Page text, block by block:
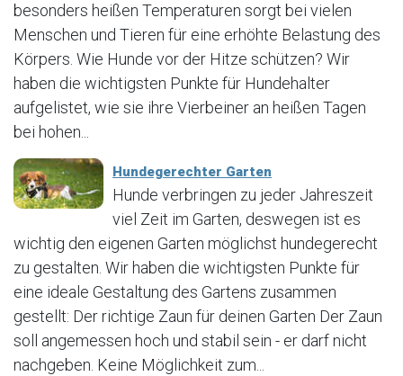
besonders heißen Temperaturen sorgt bei vielen
Menschen und Tieren für eine erhöhte Belastung des
Körpers. Wie Hunde vor der Hitze schützen? Wir
haben die wichtigsten Punkte für Hundehalter
aufgelistet, wie sie ihre Vierbeiner an heißen Tagen
bei hohen...
Hundegerechter Garten
Hunde verbringen zu jeder Jahreszeit
viel Zeit im Garten, deswegen ist es
wichtig den eigenen Garten möglichst hundegerecht
zu gestalten. Wir haben die wichtigsten Punkte für
eine ideale Gestaltung des Gartens zusammen
gestellt: Der richtige Zaun für deinen Garten Der Zaun
soll angemessen hoch und stabil sein - er darf nicht
nachgeben. Keine Möglichkeit zum...